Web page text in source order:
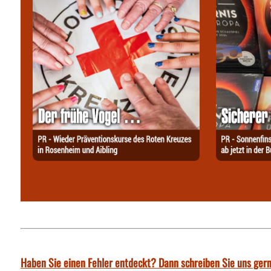
Haben Sie einen Fehler entdeckt? Dann schreiben Sie uns